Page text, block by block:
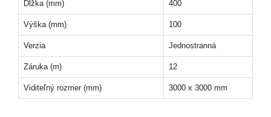
Dĺžka (mm) 400
Výška (mm) 100
Verzia Jednostranná
Záruka (m) 12
Viditeľný rozmer (mm) 3000 x 3000 mm